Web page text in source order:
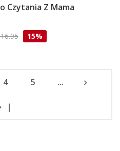
Czytania Z Mama
15%
4 5 ...
|